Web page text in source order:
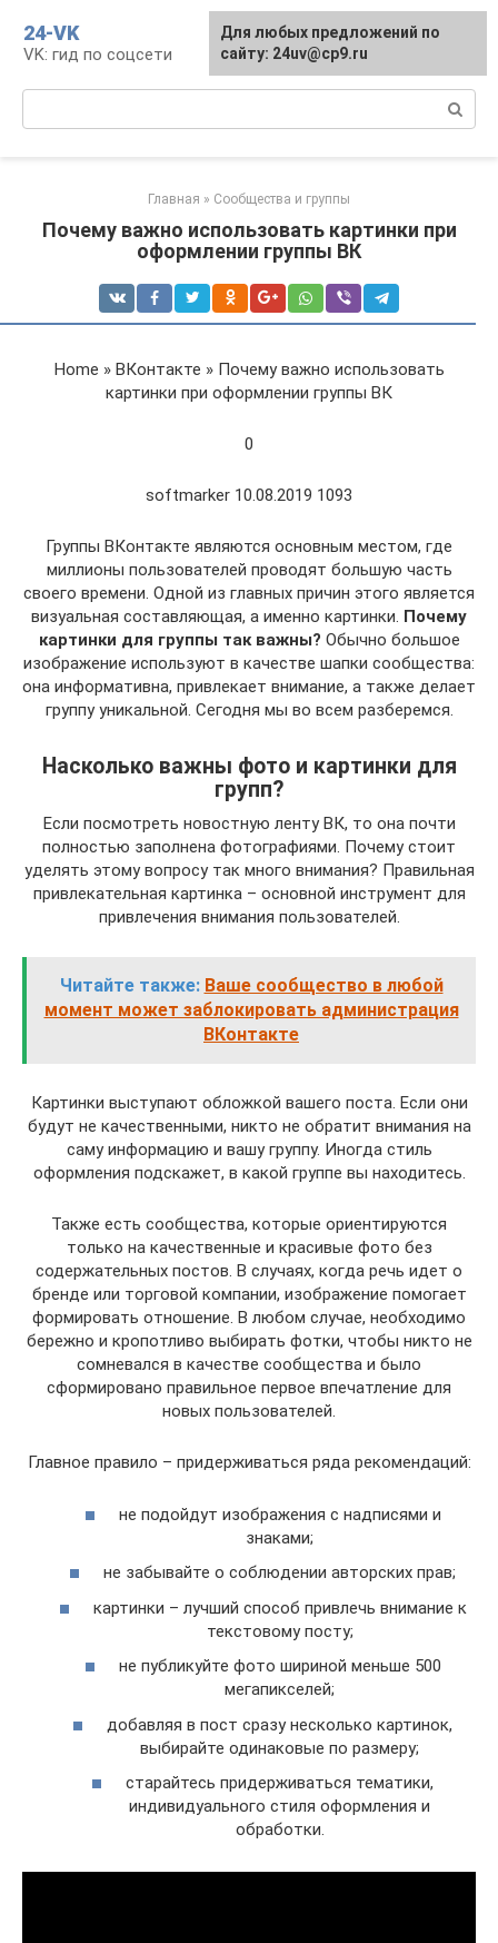
контенту
24-VK
VK: гид по соцсети
Главная » Сообщества и группы
Почему важно использовать картинки при
оформлении группы ВК
Home » ВКонтакте » Почему важно использовать
картинки при оформлении группы ВК
0
softmarker 10.08.2019 1093
Группы ВКонтакте являются основным местом, где
миллионы пользователей проводят большую часть
своего времени. Одной из главных причин этого является
визуальная составляющая, а именно картинки. Почему
картинки для группы так важны? Обычно большое
изображение используют в качестве шапки сообщества:
она информативна, привлекает внимание, а также делает
группу уникальной. Сегодня мы во всем разберемся.
Насколько важны фото и картинки для
групп?
Если посмотреть новостную ленту ВК, то она почти
полностью заполнена фотографиями. Почему стоит
уделять этому вопросу так много внимания? Правильная
привлекательная картинка – основной инструмент для
привлечения внимания пользователей.
Читайте также: Ваше сообщество в любой
момент может заблокировать администрация
ВКонтакте
Картинки выступают обложкой вашего поста. Если они
будут не качественными, никто не обратит внимания на
саму информацию и вашу группу. Иногда стиль
оформления подскажет, в какой группе вы находитесь.
Также есть сообщества, которые ориентируются
только на качественные и красивые фото без
содержательных постов. В случаях, когда речь идет о
бренде или торговой компании, изображение помогает
формировать отношение. В любом случае, необходимо
бережно и кропотливо выбирать фотки, чтобы никто не
сомневался в качестве сообщества и было
сформировано правильное первое впечатление для
новых пользователей.
Главное правило – придерживаться ряда рекомендаций:
не подойдут изображения с надписями и
знаками;
не забывайте о соблюдении авторских прав;
картинки – лучший способ привлечь внимание к
текстовому посту;
не публикуйте фото шириной меньше 500
мегапикселей;
добавляя в пост сразу несколько картинок,
выбирайте одинаковые по размеру;
старайтесь придерживаться тематики,
индивидуального стиля оформления и
обработки.
Для любых предложений по
сайту: 24uv@cp9.ru